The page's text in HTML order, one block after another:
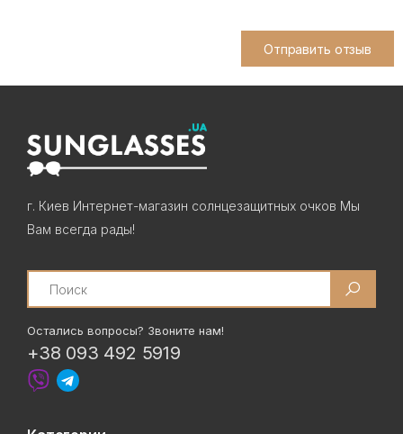
Отправить отзыв
г. Киев Интернет-магазин солнцезащитных очков Мы
Вам всегда рады!
Search
Остались вопросы? Звоните нам!
+38 093 492 5919